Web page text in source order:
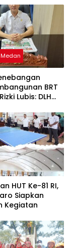
Medan
BRT
Lubis: DLH
HUT Ke-81 RI,
Siapkan
Kegiatan